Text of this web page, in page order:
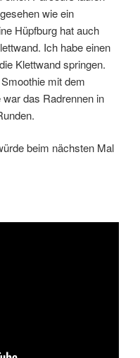
wie ein
Hüpfburg hat auch
Ich habe einen
Klettwand springen.
mit dem
das Radrennen in
beim nächsten Mal